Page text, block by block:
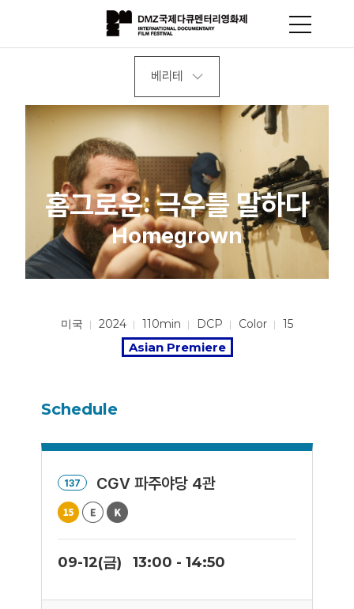
베리테
홈그로운: 극우를 말하다
Homegrown
미국 2024 110min DCP Color 15
Asian Premiere
Schedule
137 CGV 파주야당 4관
09-12(금) 13:00 - 14:50